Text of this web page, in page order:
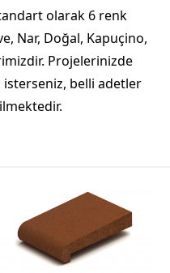
olarak 6 renk
Nar, Doğal, Kapuçino,
Projelerinizde
belli adetler